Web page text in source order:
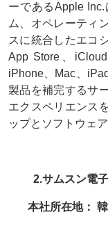
ーであるApple
ム、オペレーティ
スに統合したエコ
App Store、
iPhone、Mac、
製品を補完するサ
エクスペリエンス
ップとソフトウェ
2.サムスン電子
本社所在地：